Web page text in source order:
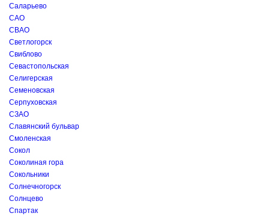
Саларьево
САО
СВАО
Светлогорск
Свиблово
Севастопольская
Селигерская
Семеновская
Серпуховская
СЗАО
Славянский бульвар
Смоленская
Сокол
Соколиная гора
Сокольники
Солнечногорск
Солнцево
Спартак